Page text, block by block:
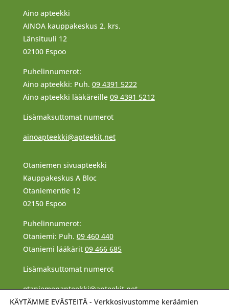
Aino apteekki
AINOA kauppakeskus 2. krs.
Länsituuli 12
02100 Espoo
Puhelinnumerot:
Aino apteekki: Puh. 09 4391 5222
Aino apteekki lääkäreille 09 4391 5212
Lisämaksuttomat numerot
ainoapteekki@apteekit.net
Otaniemen sivuapteekki
Kauppakeskus A Bloc
Otaniementie 12
02150 Espoo
Puhelinnumerot:
Otaniemi: Puh. 09 460 440
Otaniemi lääkärit 09 466 685
Lisämaksuttomat numerot
otaniemenapteekki@apteekit.net
KÄYTÄMME EVÄSTEITÄ - Verkkosivustomme keräämien